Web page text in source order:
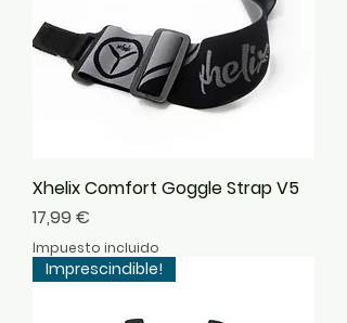
Xhelix Comfort Goggle Strap V5
Precio
17,99 €
Impuesto incluido
Imprescindible!